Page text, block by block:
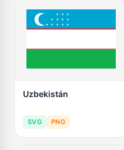
Uzbekistán
SVG PNG